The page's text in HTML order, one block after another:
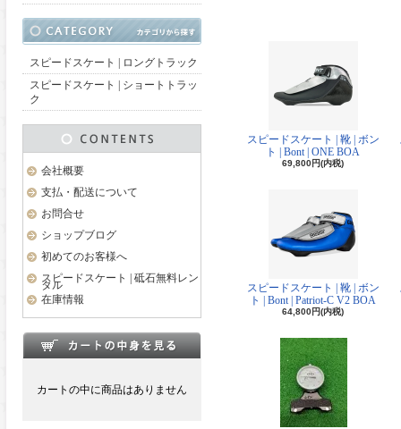
スピードスケート | ロングトラック
スピードスケート | ショートトラッ
ク
会社概要
支払・配送について
お問合せ
ショップブログ
初めてのお客様へ
スピードスケート | 砥石無料レン
タル
在庫情報
カートの中に商品はありません
スピードスケート | 靴 | ボン
ト | Bont | ONE BOA
69,800円(内税)
スピードスケート | 靴 | ボン
ト | Bont | Patriot-C V2 BOA
64,800円(内税)